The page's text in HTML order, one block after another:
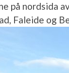
på nordsida
Faleide og